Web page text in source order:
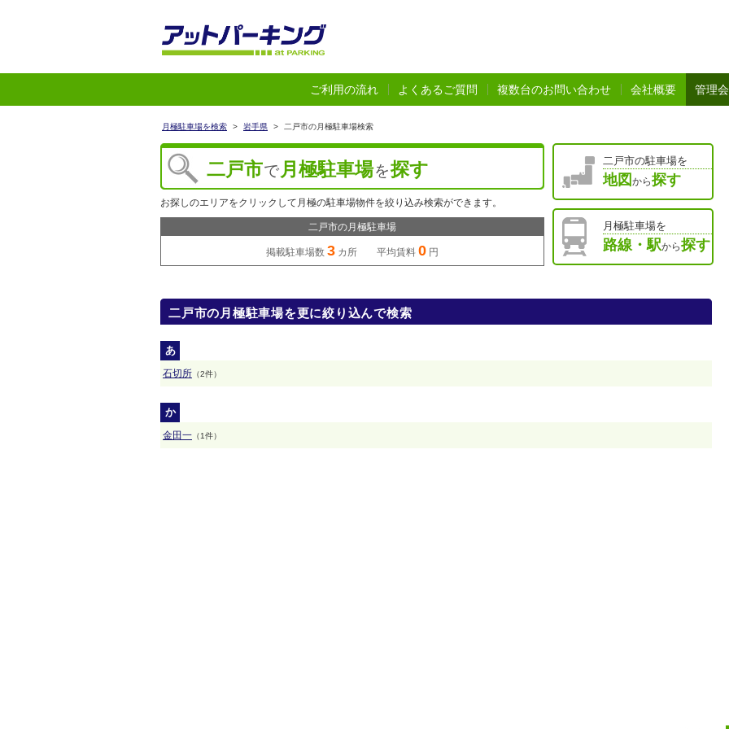
ご利用の流れ よくあるご質問 複数台のお問い合わせ 会社概要 管理
月極駐車場を検索 > 岩手県 > 二戸市の月極駐車場検索
二戸市で 月極駐車場を探す
お探しのエリアをクリックして月極の駐車場物件を絞り込み検索ができます。
二戸市の月極駐車場
掲載駐車場数 3 カ所 平均賃料 0 円
二戸市の駐車場を
地図 から探す
月極駐車場を
路線・駅から探す
二戸市の月極駐車場を更に絞り込んで検索
あ
石切所 （2件）
か
金田一 （1件）